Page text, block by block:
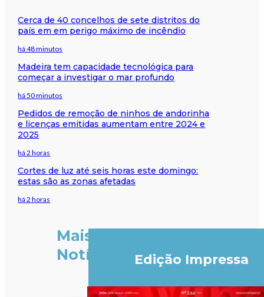
Cerca de 40 concelhos de sete distritos do
país em em perigo máximo de incêndio
há 48 minutos
Madeira tem capacidade tecnológica para
começar a investigar o mar profundo
há 50 minutos
Pedidos de remoção de ninhos de andorinha
e licenças emitidas aumentam entre 2024 e
2025
há 2 horas
Cortes de luz até seis horas este domingo:
estas são as zonas afetadas
há 2 horas
Mais
Notícias
Edição Impressa